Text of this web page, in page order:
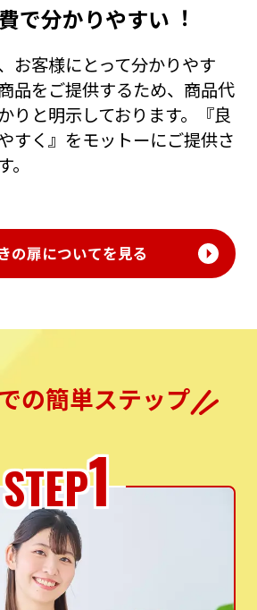
で分かりやすい︕
お客様にとって分かりやす
品をご提供するため、商品代
りと明⽰しております。『良
すく』をモットーにご提供さ
の扉についてを見る
の簡単ステップ
STEP1